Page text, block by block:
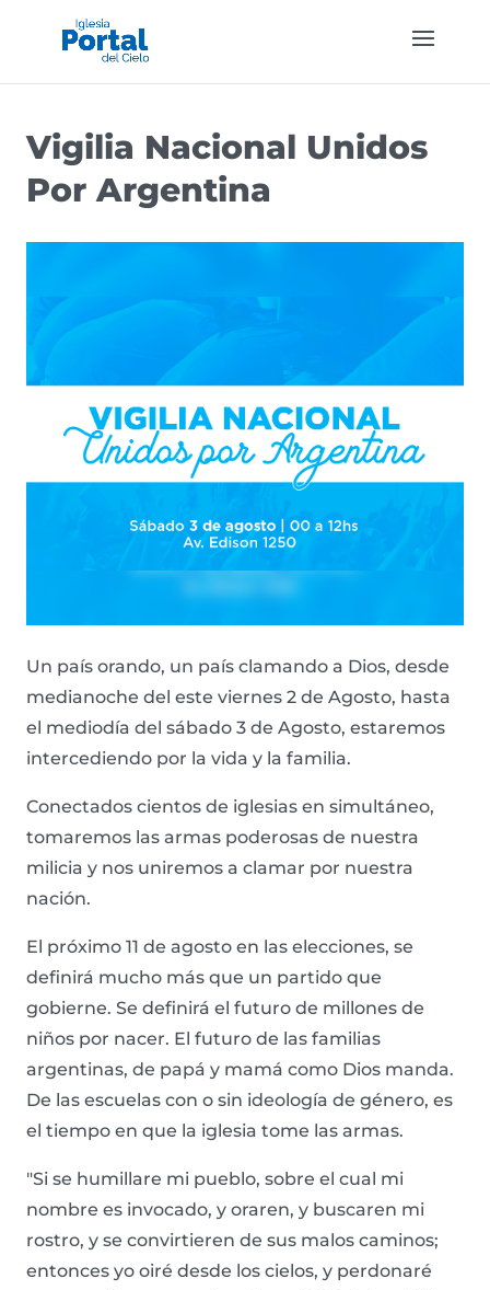
Vigilia Nacional Unidos
Por Argentina
Un país orando, un país clamando a Dios, desde
medianoche del este viernes 2 de Agosto, hasta
el mediodía del sábado 3 de Agosto, estaremos
intercediendo por la vida y la familia.
Conectados cientos de iglesias en simultáneo,
tomaremos las armas poderosas de nuestra
milicia y nos uniremos a clamar por nuestra
nación.
El próximo 11 de agosto en las elecciones, se
definirá mucho más que un partido que
gobierne. Se definirá el futuro de millones de
niños por nacer. El futuro de las familias
argentinas, de papá y mamá como Dios manda.
De las escuelas con o sin ideología de género, es
el tiempo en que la iglesia tome las armas.
"Si se humillare mi pueblo, sobre el cual mi
nombre es invocado, y oraren, y buscaren mi
rostro, y se convirtieren de sus malos caminos;
entonces yo oiré desde los cielos, y perdonaré